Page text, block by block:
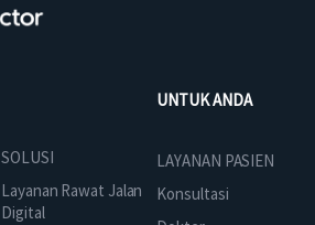
SOLUSI
Layanan Rawat Jalan
Digital
UNTUK ANDA
LAYANAN PASIEN
Konsultasi